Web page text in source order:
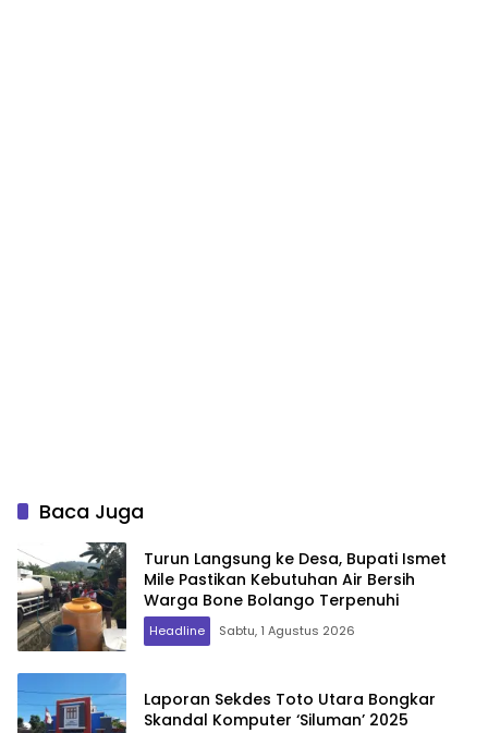
Baca Juga
Turun Langsung ke Desa, Bupati Ismet
Mile Pastikan Kebutuhan Air Bersih
Warga Bone Bolango Terpenuhi
Headline Sabtu, 1 Agustus 2026
Laporan Sekdes Toto Utara Bongkar
Skandal Komputer ‘Siluman’ 2025